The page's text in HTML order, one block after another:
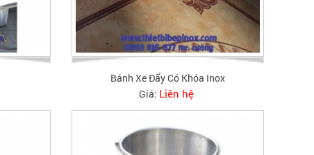
Bánh Xe Đẩy Có Khóa Inox
Giá: Liên hệ